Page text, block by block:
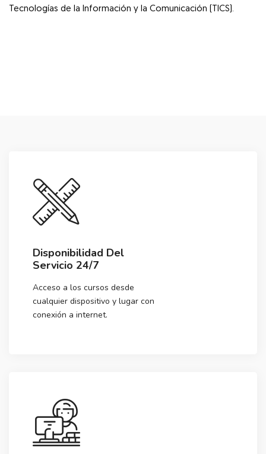
Tecnologías de la Información y la Comunicación (TICS).
Disponibilidad Del
Servicio 24/7
Acceso a los cursos desde
cualquier dispositivo y lugar con
conexión a internet.